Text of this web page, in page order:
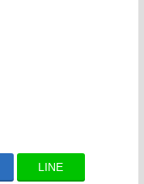
LINE